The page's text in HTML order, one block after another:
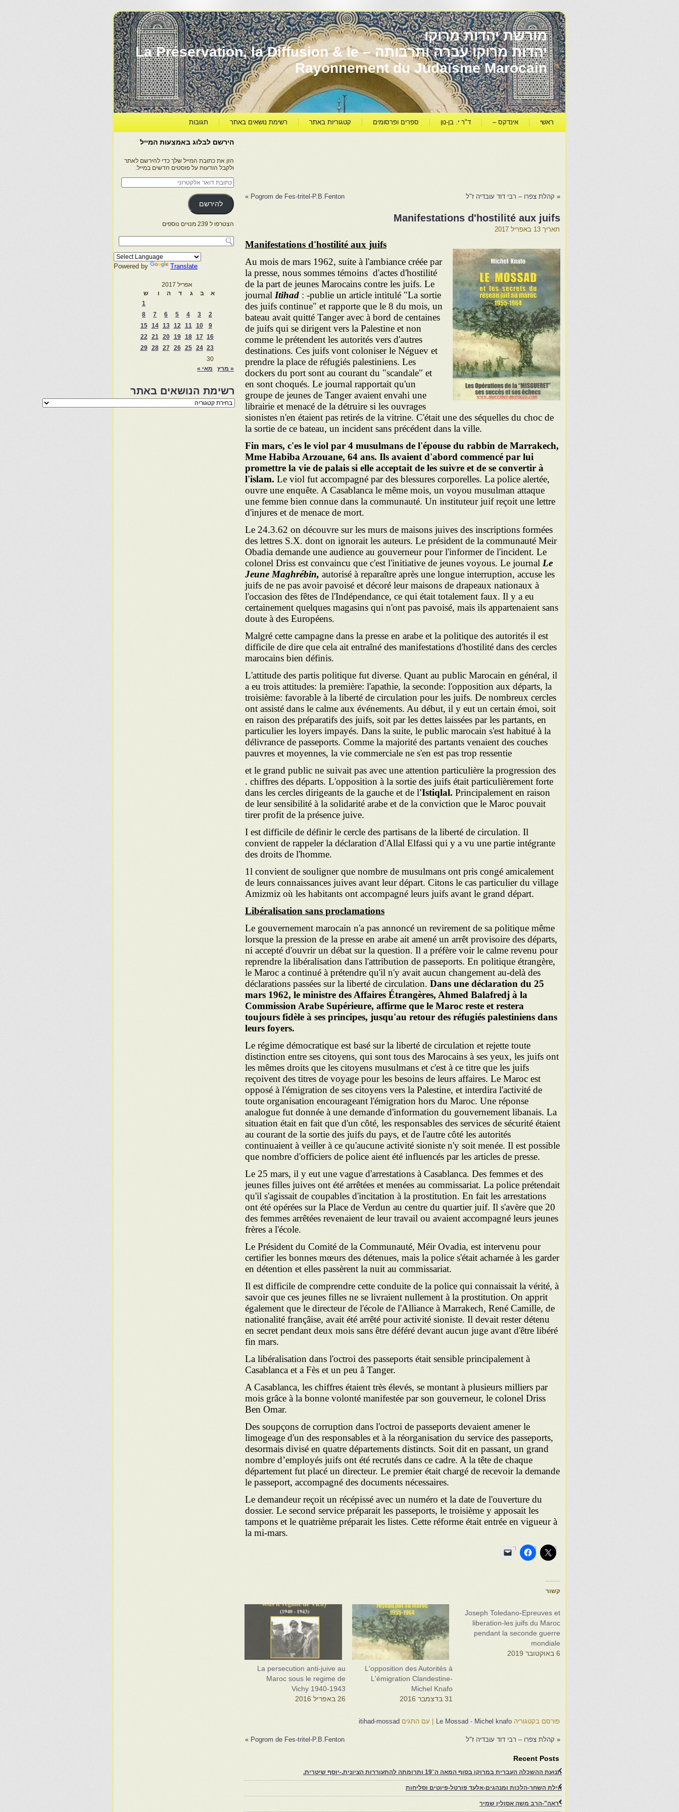
מורשת יהדות מרוקו
יהדות מרוקו עברה ותרבותה – La Préservation, la Diffusion & le
Rayonnement du Judaïsme Marocain
ראשי אינדקס – ד"ר י. בן-נון ספרים ופרסומים קטגוריות באתר רשימת נושאים באתר תגובות
« קהלת צפרו – רבי דוד עובדיה ז"ל Pogrom de Fes-tritel-P.B.Fenton
»
Manifestations d'hostilité aux juifs
תאריך 13 באפריל 2017
Manifestations d'hostilité aux juifs
Au mois de mars 1962, suite à l'ambiance créée par
la presse, nous sommes témoins d'actes d'hostilité
de la part de jeunes Marocains contre les juifs. Le
journal Itihad : -publie un article intitulé "La sortie
des juifs continue" et rapporte que le 8 du mois, un
bateau avait quitté Tanger avec à bord de centaines
de juifs qui se dirigent vers la Palestine et non
comme le prétendent les autorités vers d'autres
destinations. Ces juifs vont coloniser le Néguev et
prendre la place de réfugiés palestiniens. Les
dockers du port sont au courant du "scandale" et
en sont choqués. Le journal rapportait qu'un
groupe de jeunes de Tanger avaient envahi une
librairie et menacé de la détruire si les ouvrages
sionistes n'en étaient pas retirés de la vitrine. C'était une des séquelles du choc de
la sortie de ce bateau, un incident sans précédent dans la ville.
Fin mars, c'es le viol par 4 musulmans de l'épouse du rabbin de Marrakech,
Mme Habiba Arzouane, 64 ans. Ils avaient d'abord commencé par lui
promettre la vie de palais si elle acceptait de les suivre et de se convertir à
l'islam. Le viol fut accompagné par des blessures corporelles. La police alertée,
ouvre une enquête. A Casablanca le même mois, un voyou musulman attaque
une femme bien connue dans la communauté. Un instituteur juif reçoit une lettre
d'injures et de menace de mort.
Le 24.3.62 on découvre sur les murs de maisons juives des inscriptions formées
des lettres S.X. dont on ignorait les auteurs. Le président de la communauté Meir
Obadia demande une audience au gouverneur pour l'informer de l'incident. Le
colonel Driss est convaincu que c'est l'initiative de jeunes voyous. Le journal Le
Jeune Maghrébin, autorisé à reparaître après une longue interruption, accuse les
juifs de ne pas avoir pavoisé et décoré leur maisons de drapeaux nationaux à
l'occasion des fêtes de l'Indépendance, ce qui était totalement faux. Il y a eu
certainement quelques magasins qui n'ont pas pavoisé, mais ils appartenaient sans
doute à des Européens.
Malgré cette campagne dans la presse en arabe et la politique des autorités il est
difficile de dire que cela ait entraîné des manifestations d'hostilité dans des cercles
marocains bien définis.
L'attitude des partis politique fut diverse. Quant au public Marocain en général, il
a eu trois attitudes: la première: l'apathie, la seconde: l'opposition aux départs, la
troisième: favorable à la liberté de circulation pour les juifs. De nombreux cercles
ont assisté dans le calme aux événements. Au début, il y eut un certain émoi, soit
en raison des préparatifs des juifs, soit par les dettes laissées par les partants, en
particulier les loyers impayés. Dans la suite, le public marocain s'est habitué à la
délivrance de passeports. Comme la majorité des partants venaient des couches
pauvres et moyennes, la vie commerciale ne s'en est pas trop ressentie
et le grand public ne suivait pas avec une attention particulière la progression des
. chiffres des départs. L'opposition à la sortie des juifs était particulièrement forte
dans les cercles dirigeants de la gauche et de l'Istiqlal. Principalement en raison
de leur sensibilité à la solidarité arabe et de la conviction que le Maroc pouvait
tirer profit de la présence juive.
I est difficile de définir le cercle des partisans de la liberté de circulation. Il
convient de rappeler la déclaration d'Allal Elfassi qui y a vu une partie intégrante
des droits de l'homme.
1l convient de souligner que nombre de musulmans ont pris congé amicalement
de leurs connaissances juives avant leur départ. Citons le cas particulier du village
Amizmiz où les habitants ont accompagné leurs juifs avant le grand départ.
Libéralisation sans proclamations
Le gouvernement marocain n'a pas annoncé un revirement de sa politique même
lorsque la pression de la presse en arabe ait amené un arrêt provisoire des départs,
ni accepté d'ouvrir un débat sur la question. Il a préfère voir le calme revenu pour
reprendre la libéralisation dans l'attribution de passeports. En politique étrangère,
le Maroc a continué à prétendre qu'il n'y avait aucun changement au-delà des
déclarations passées sur la liberté de circulation. Dans une déclaration du 25
mars 1962, le ministre des Affaires Étrangères, Ahmed Balafredj à la
Commission Arabe Supérieure, affirme que le Maroc reste et restera
toujours fidèle à ses principes, jusqu'au retour des réfugiés palestiniens dans
leurs foyers.
Le régime démocratique est basé sur la liberté de circulation et rejette toute
distinction entre ses citoyens, qui sont tous des Marocains à ses yeux, les juifs ont
les mêmes droits que les citoyens musulmans et c'est à ce titre que les juifs
reçoivent des titres de voyage pour les besoins de leurs affaires. Le Maroc est
opposé à l'émigration de ses citoyens vers la Palestine, et interdira l'activité de
toute organisation encourageant l'émigration hors du Maroc. Une réponse
analogue fut donnée à une demande d'information du gouvernement libanais. La
situation était en fait que d'un côté, les responsables des services de sécurité étaient
au courant de la sortie des juifs du pays, et de l'autre côté les autorités
continuaient à veiller à ce qu'aucune activité sioniste n'y soit menée. Il est possible
que nombre d'officiers de police aient été influencés par les articles de presse.
Le 25 mars, il y eut une vague d'arrestations à Casablanca. Des femmes et des
jeunes filles juives ont été arrêtées et menées au commissariat. La police prétendait
qu'il s'agissait de coupables d'incitation à la prostitution. En fait les arrestations
ont été opérées sur la Place de Verdun au centre du quartier juif. Il s'avère que 20
des femmes arrêtées revenaient de leur travail ou avaient accompagné leurs jeunes
frères a l'école.
Le Président du Comité de la Communauté, Méir Ovadia, est intervenu pour
certifier les bonnes mœurs des détenues, mais la police s'était acharnée à les garder
en détention et elles passèrent la nuit au commissariat.
Il est difficile de comprendre cette conduite de la police qui connaissait la vérité, à
savoir que ces jeunes filles ne se livraient nullement à la prostitution. On apprit
également que le directeur de l'école de l'Alliance à Marrakech, René Camille, de
nationalité françâise, avait été arrêté pour activité sioniste. Il devait rester détenu
en secret pendant deux mois sans être déféré devant aucun juge avant d'être libéré
fin mars.
La libéralisation dans l'octroi des passeports était sensible principalement à
Casablanca et a Fès et un peu â Tanger.
A Casablanca, les chiffres étaient très élevés, se montant à plusieurs milliers par
mois grâce à la bonne volonté manifestée par son gouverneur, le colonel Driss
Ben Omar.
Des soupçons de corruption dans l'octroi de passeports devaient amener le
limogeage d'un des responsables et à la réorganisation du service des passeports,
desormais divisé en quatre départements distincts. Soit dit en passant, un grand
nombre d’employés juifs ont été recrutés dans ce cadre. A la tête de chaque
département fut placé un directeur. Le premier était chargé de recevoir la demande
le passeport, accompagné des documents nécessaires.
Le demandeur reçoit un récépissé avec un numéro et la date de l'ouverture du
dossier. Le second service préparait les passeports, le troisième y apposait les
tampons et le quatrième préparait les listes. Cette réforme était entrée en vigueur à
la mi-mars.
קשור
Joseph Toledano-Epreuves et
liberation-les juifs du Maroc
pendant la seconde guerre
mondiale
6 באוקטובר 2019
L'opposition des Autorités à
L'émigration Clandestine-
Michel Knafo
31 בדצמבר 2016
La persecution anti-juive au
Maroc sous le regime de
Vichy 1940-1943
26 באפריל 2016
פורסם בקטגוריה Le Mossad - Michel knafo עם התגים itihad-mossad
« קהלת צפרו – רבי דוד עובדיה ז"ל Pogrom de Fes-tritel-P.B.Fenton
»
Recent Posts
תנועת ההשכלה העברית במרוקו בסוף המאה ה־19 ותרומתה להתעוררות הציונית.-יוסף שיטרית.
אילת השחר-הלכות ומנהגים-אלעד פורטל-פיוטים וסליחות
"ראה"-הרב משה אסולין שמיר
הירשם לבלוג באמצעות המייל
הזן את כתובת המייל שלך כדי להירשם לאתר
ולקבל הודעות על פוסטים חדשים במייל.
כתובת
דואר
אלקטרוני
להירשם
הצטרפו ל 239 מנויים נוספים
Powered by Translate
אפריל 2017
א
ב ג ד ה ו
ש
1
2
3
4
5
6
7
8
9
10
11
12
13
14
15
16
17
18
19
20
21
22
23
24
25
26
27
28
29
30
« מרץ
מאי »
רשימת הנושאים באתר
רשימת
הנושאים